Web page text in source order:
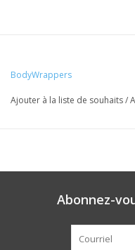
BodyWrappers
Ajouter à la liste de souhaits/
Abonnez-